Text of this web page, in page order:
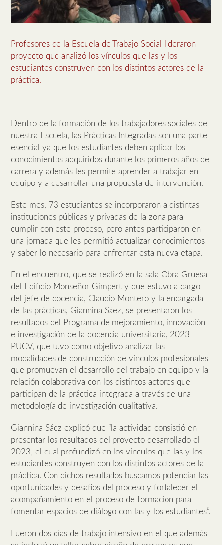
Profesores de la Escuela de Trabajo Social lideraron
proyecto que analizó los vínculos que las y los
estudiantes construyen con los distintos actores de la
práctica.
Dentro de la formación de los trabajadores sociales de
nuestra Escuela, las Prácticas Integradas son una parte
esencial ya que los estudiantes deben aplicar los
conocimientos adquiridos durante los primeros años de
carrera y además les permite aprender a trabajar en
equipo y a desarrollar una propuesta de intervención.
Este mes, 73 estudiantes se incorporaron a distintas
instituciones públicas y privadas de la zona para
cumplir con este proceso, pero antes participaron en
una jornada que les permitió actualizar conocimientos
y saber lo necesario para enfrentar esta nueva etapa.
En el encuentro, que se realizó en la sala Obra Gruesa
del Edificio Monseñor Gimpert y que estuvo a cargo
del jefe de docencia, Claudio Montero y la encargada
de las prácticas, Giannina Sáez, se presentaron los
resultados del Programa de mejoramiento, innovación
e investigación de la docencia universitaria, 2023
PUCV, que tuvo como objetivo analizar las
modalidades de construcción de vínculos profesionales
que promuevan el desarrollo del trabajo en equipo y la
relación colaborativa con los distintos actores que
participan de la práctica integrada a través de una
metodología de investigación cualitativa.
Giannina Sáez explicó que “la actividad consistió en
presentar los resultados del proyecto desarrollado el
2023, el cual profundizó en los vínculos que las y los
estudiantes construyen con los distintos actores de la
práctica. Con dichos resultados buscamos potenciar las
oportunidades y desafíos del proceso y fortalecer el
acompañamiento en el proceso de formación para
fomentar espacios de diálogo con las y los estudiantes”.
Fueron dos días de trabajo intensivo en el que además